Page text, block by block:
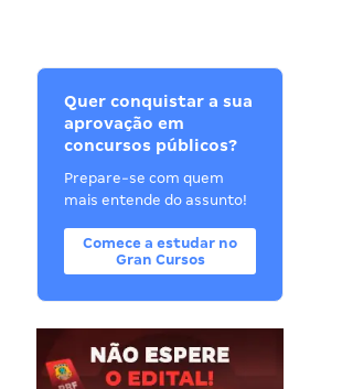
Quer conquistar a sua
aprovação em
concursos públicos?
Prepare-se com quem
mais entende do assunto!
Comece a estudar no
Gran Cursos